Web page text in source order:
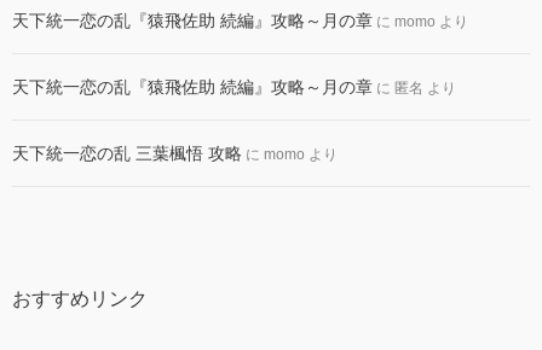
天下統一恋の乱『猿飛佐助 続編』攻略～月の章 に momo より
天下統一恋の乱『猿飛佐助 続編』攻略～月の章 に 匿名 より
天下統一恋の乱 三葉楓悟 攻略 に momo より
おすすめリンク